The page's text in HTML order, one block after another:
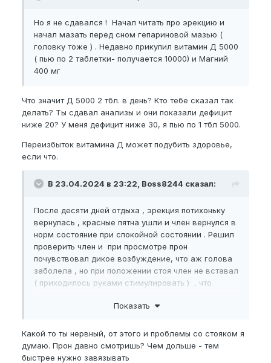
тренировки ночью не устоявшись , еще и подрочил
перетрен.
Но я не сдавался ! Начал читать про эрекцию и
начал мазать перед сном гепариновой мазью (
головку тоже ) . Недавно прикупил витамин Д 5000
( пью по 2 таблетки- получается 10000) и Магний
400 мг
Что значит Д 5000 2 тбл. в день? Кто тебе сказал так
делать? Ты сдавал анализы и они показали дефицит
ниже 20? У меня дефицит ниже 30, я пью по 1 тбл 5000.
Переизбыток витамина Д может подубить здоровье,
если что.
В 23.04.2024 в 23:22, Boss8244 сказал:
После десяти дней отдыха , эрекция потихоньку
вернулась , красные пятна ушли и член вернулся в
норм состояние при спокойной состоянии . Решил
проверить член и при просмотре прон
почувствовал дикое возбуждение, что аж голова
заболела , но при положении стоя член не вставал
( приходилось руками стимулировать ) , что
член спокойно стоит . После этого , слил в туалете
еще раз уже на кровати лежа .
Показать
Какой то ты нервный, от этого и проблемы со стояком я
думаю. Прон давно смотришь? Чем дольше - тем
быстрее нужно завязывать